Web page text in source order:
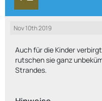
Nov 10th 2019
Auch für die Kinder
rutschen sie ganz
Strandes.